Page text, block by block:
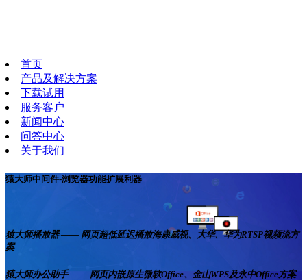
首页
产品及解决方案
下载试用
服务客户
新闻中心
问答中心
关于我们
猿大师中间件-浏览器功能扩展利器
猿大师播放器 —— 网页超低延迟播放海康威视、大华、华为RTSP视频流方
案
猿大师办公助手 —— 网页内嵌原生微软Office、金山WPS及永中Office方案